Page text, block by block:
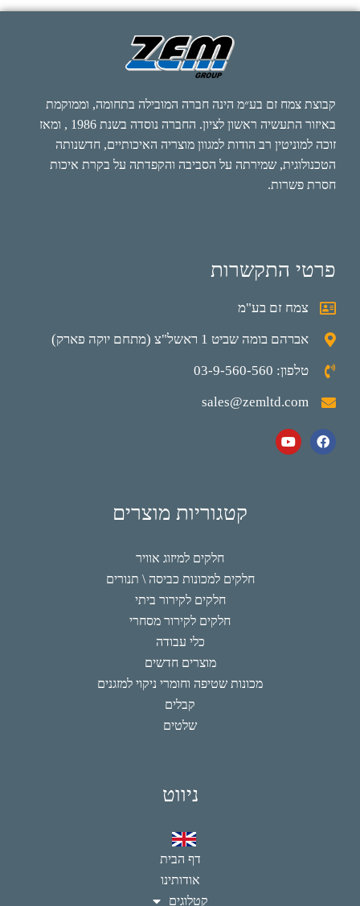
קבוצת צמח זם בע״מ הינה חברה המובילה בתחומה, וממוקמת
באיזור התעשיה ראשון לציון. החברה נוסדה בשנת 1986 , ומאז
זוכה למוניטין רב הודות למגוון מוצריה האיכותיים, חדשנותה
הטכנולוגית, שמירתה על הסביבה והקפדתה על בקרת איכות
חסרת פשרות.
פרטי התקשרות
צמח זם בע"מ
אברהם בומה שביט 1 ראשל"צ (מתחם יוקה פארק)
טלפון: 03-9-560-560
sales@zemltd.com
קטגוריות מוצרים
חלקים למיזוג אוויר
חלקים למכונות כביסה \ תנורים
חלקים לקירור ביתי
חלקים לקירור מסחרי
כלי עבודה
מוצרים חדשים
מכונות שטיפה וחומרי ניקוי למזגנים
קבלים
שלטים
ניווט
דף הבית
אודותינו
קטלוגים